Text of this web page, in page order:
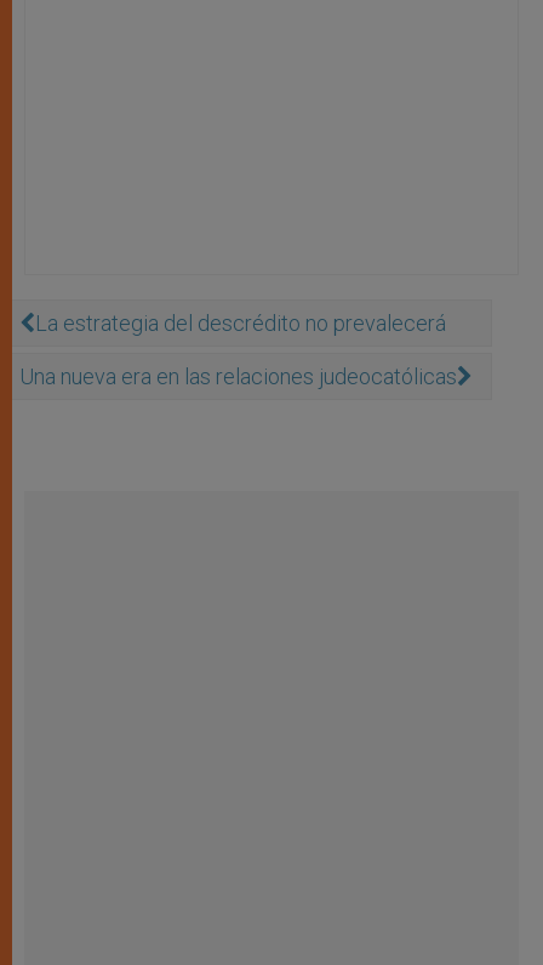
La estrategia del descrédito no prevalecerá
Una nueva era en las relaciones judeocatólicas